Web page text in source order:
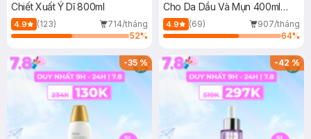
Chiết Xuất Ý Dĩ 800ml
4.9 (123)
714/tháng
52%
Cho Da Dầu Và Mụn 400ml
(Mới)
4.9 (69)
907/tháng
64%
-35% -42%